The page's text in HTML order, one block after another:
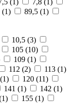
(1) 89,5 (1)
10,5 (3)
105 (10)
109 (1)
112 (2) 113 (1)
1) 120 (11)
141 (1) 142 (1)
1) 155 (1)